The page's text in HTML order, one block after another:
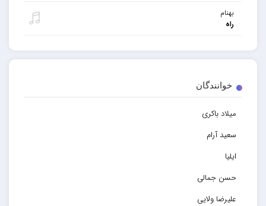
بهنام
راه
خوانندگان
میلاد باکری
سعید آرام
ایلیا
حسن جمالی
علیرضا ولایی